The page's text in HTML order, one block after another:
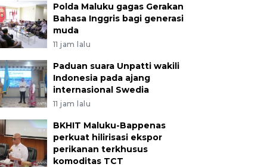
Polda Maluku gagas Gerakan
Bahasa Inggris bagi generasi
muda
11 jam lalu
Paduan suara Unpatti wakili
Indonesia pada ajang
internasional Swedia
11 jam lalu
BKHIT Maluku-Bappenas
perkuat hilirisasi ekspor
perikanan terkhusus
komoditas TCT